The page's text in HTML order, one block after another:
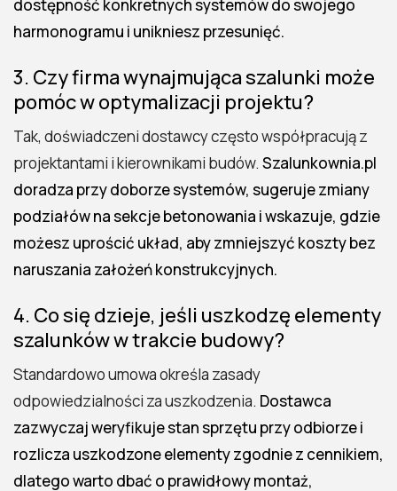
dostępność konkretnych systemów do swojego
harmonogramu i unikniesz przesunięć.
3. Czy firma wynajmująca szalunki może
pomóc w optymalizacji projektu?
Tak, doświadczeni dostawcy często współpracują z
projektantami i kierownikami budów. Szalunkownia.pl
doradza przy doborze systemów, sugeruje zmiany
podziałów na sekcje betonowania i wskazuje, gdzie
możesz uprościć układ, aby zmniejszyć koszty bez
naruszania założeń konstrukcyjnych.
4. Co się dzieje, jeśli uszkodzę elementy
szalunków w trakcie budowy?
Standardowo umowa określa zasady
odpowiedzialności za uszkodzenia. Dostawca
zazwyczaj weryfikuje stan sprzętu przy odbiorze i
rozlicza uszkodzone elementy zgodnie z cennikiem,
dlatego warto dbać o prawidłowy montaż,